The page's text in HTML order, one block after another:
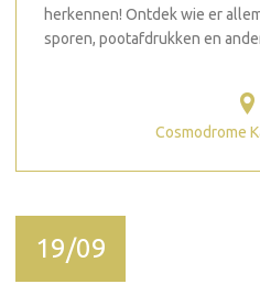
herkennen! Ontdek wie er
sporen, pootafdrukken en
Cosmodrome
19/09